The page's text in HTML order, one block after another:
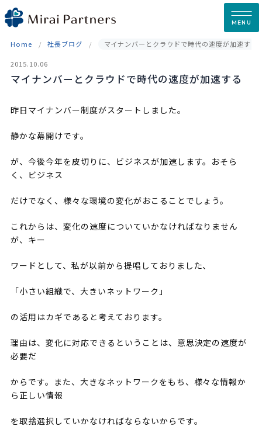
Skip
to
MENU
Home 社長ブログ マイナンバーとクラウドで時代の速度が加速する
2015.10.06
マイナンバーとクラウドで時代の速度が加速する
昨日マイナンバー制度がスタートしました。
静かな幕開けです。
が、今後今年を皮切りに、ビジネスが加速します。おそら
く、ビジネス
だけでなく、様々な環境の変化がおこることでしょう。
これからは、変化の速度についていかなければなりません
が、キー
ワードとして、私が以前から提唱しておりました、
「小さい組織で、大きいネットワーク」
の活用はカギであると考えております。
理由は、変化に対応できるということは、意思決定の速度が
必要だ
からです。また、大きなネットワークをもち、様々な情報か
ら正しい情報
を取捨選択していかなければならないからです。